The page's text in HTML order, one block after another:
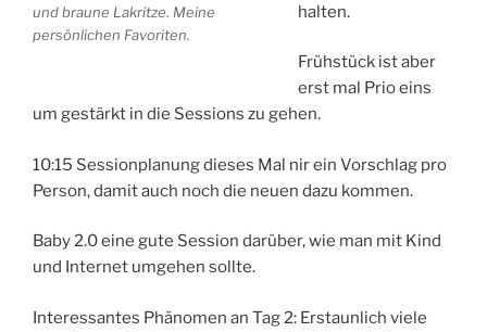
und braune Lakritze. Meine
persönlichen Favoriten.
halten.
Frühstück ist aber
erst mal Prio eins
um gestärkt in die Sessions zu gehen.
10:15 Sessionplanung dieses Mal nir ein Vorschlag pro
Person, damit auch noch die neuen dazu kommen.
Baby 2.0 eine gute Session darüber, wie man mit Kind
und Internet umgehen sollte.
Interessantes Phänomen an Tag 2: Erstaunlich viele